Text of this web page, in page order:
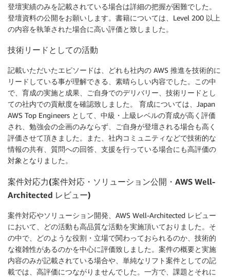
登壇実績のみを記載されている場合は詳細の把握が困難でした。
登壇資料の公開をお願いします。書籍については、Level 200 以上
の内容を執筆された場合に高い評価と致しました。
技術リードとしての活動
記載いただいたエピソードは、どれも社内の AWS 推進を技術的に
リードしている事が理解できる、素晴らしい内容でした。この中
で、育成の実施と成果、ご自身でのデリバリー、技術リードとし
ての社内での貢献度を確認致しました。 育成については、Japan
AWS Top Engineers として、中級・上級レベルの育成が高く評価
され、勉強会の企画のみならず、ご自身が登壇される場合も高く
評価させて頂きました。また、社内コミュニティなどで技術的な
情報の共有、質問への回答、支援を行っている場合にも高評価の
対象となりました。
案件対応力(案件対応・ソリューション公開・AWS Well-
Architected レビュー)
案件対応やソリューション開発、AWS Well-Architected レビュー
において、どの活動も高品質な活動を実施頂いておりました。そ
の中で、どのような役割・立場で関わっておられるのか、技術的
な複雑性があるのかを中心に評価致しました。案件の概要と実施
内容のみが記載されている場合や、単純なリフト案件としての記
載では、高評価につながりませんでした。一方で、課題とそれに